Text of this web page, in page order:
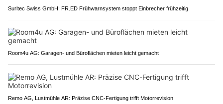
Suritec Swiss GmbH: FR.ED Frühwarnsystem stoppt Einbrecher frühzeitig
Room4u AG: Garagen- und Büroflächen mieten leicht gemacht
Remo AG, Lustmühle AR: Präzise CNC-Fertigung trifft Motorrevision